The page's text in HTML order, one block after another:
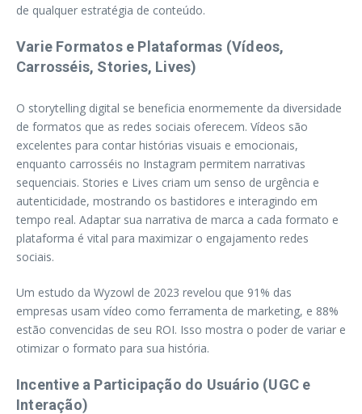
de qualquer estratégia de conteúdo.
Varie Formatos e Plataformas (Vídeos,
Carrosséis, Stories, Lives)
O storytelling digital se beneficia enormemente da diversidade
de formatos que as redes sociais oferecem. Vídeos são
excelentes para contar histórias visuais e emocionais,
enquanto carrosséis no Instagram permitem narrativas
sequenciais. Stories e Lives criam um senso de urgência e
autenticidade, mostrando os bastidores e interagindo em
tempo real. Adaptar sua narrativa de marca a cada formato e
plataforma é vital para maximizar o engajamento redes
sociais.
Um estudo da Wyzowl de 2023 revelou que 91% das
empresas usam vídeo como ferramenta de marketing, e 88%
estão convencidas de seu ROI. Isso mostra o poder de variar e
otimizar o formato para sua história.
Incentive a Participação do Usuário (UGC e
Interação)